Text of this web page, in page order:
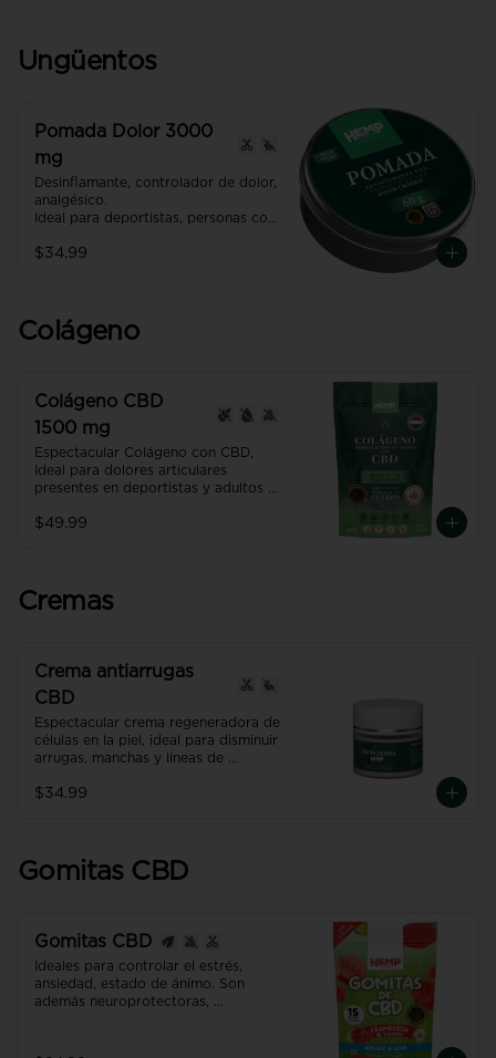
Ungüentos
Pomada Dolor 3000
mg
Desinflamante, controlador de dolor,
analgésico.
Ideal para deportistas, personas con
Producto con NANO TECNOLOGÍA,
$34.99
Colágeno
Colágeno CBD
1500 mg
Espectacular Colágeno con CBD,
Ideal para dolores articulares
presentes en deportistas y adultos
Recuperación muscular hasta un
articulaciones y la salud digestiva.
$49.99
Cremas
Crema antiarrugas
CBD
Espectacular crema regeneradora de
células en la piel, ideal para disminuir
arrugas, manchas y líneas de
uso diario que mejora visiblemente la
$34.99
Gomitas CBD
Gomitas CBD
Ideales para controlar el estrés,
ansiedad, estado de ánimo. Son
además neuroprotectoras,
Producto con NANO TECNOLOGÍA,